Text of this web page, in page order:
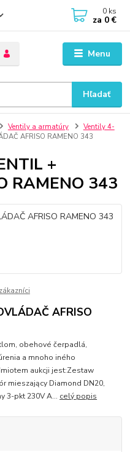
Menu
Hľadať
0 ks
za 0 €
Ventily a armatúry
Ventily 4-
AFRISO RAMENO 343
+
RAMENO 343
AFRISO
obehové čerpadlá,
a mnoho iného
aukcji jest:Zestaw
mieszający Diamond DN20,
3-pkt 230V A... celý popis